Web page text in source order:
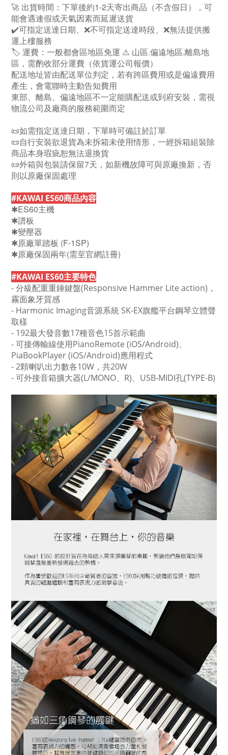
🚀 出貨時間：下單後約1-2天寄出商品（不含假日），可
能會遇連假或天氣因素而延遲送貨
✔️可指定送達日期、❌不可指定送達時段、❌無法提供搬
運上樓服務
🏷️ 運費：一般都會區地區免運 ⚠️ 山區.偏遠地區.離島地
區，需酌收部分運費（依貨運公司報價）
配送地址皆由配送單位判定，若有跨區費用或是偏遠費用
產生，會電聯時主動告知費用
東部、離島、偏遠地區不一定能購配送或到府安裝，需視
物流公司及廠商的服務範圍而定
📜如需指定送達日期，下單時可備註於訂單
📜自行安裝欲退貨為未拆箱未使用情形，一經拆箱組裝除
商品本身瑕疵恕無法退換貨
📜外箱與包裝請保留7天，如新機故障可與原廠換新，否
則以原廠保固處理
#KAWAI ES60商品內容
✱ES60主機
✱譜板
✱變壓器
✱原廠單踏板 (F-1SP)
✱原廠保固兩年(需至官網註冊)
#KAWAI ES60主要特色
- 分級配重重錘鍵盤(Responsive Hammer Lite action)，
霧面象牙質感
- Harmonic Imaging音源系統 SK-EX旗艦平台鋼琴立體聲
取樣
- 192最大發音數17種音色15首示範曲
- 可接傳輸線使用PianoRemote (iOS/Android)、
PiaBookPlayer (iOS/Android)應用程式
- 2顆喇叭出力數各10W，共20W
- 可外接音箱擴大器(L/MONO、R)、USB-MIDI孔(TYPE-B)